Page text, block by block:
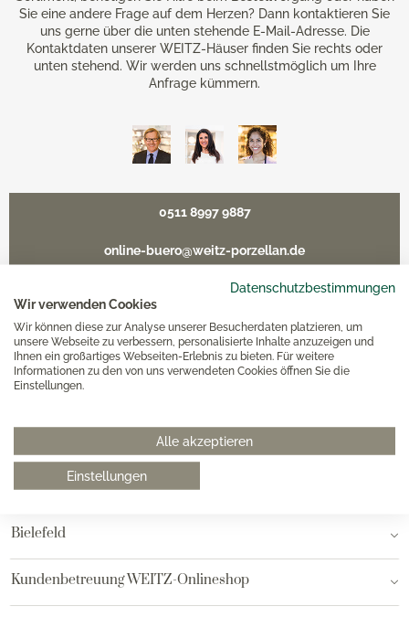
Datenschutzbestimmungen
Wir verwenden Cookies
Wir können diese zur Analyse unserer Besucherdaten platzieren, um
unsere Webseite zu verbessern, personalisierte Inhalte anzuzeigen und
Ihnen ein großartiges Webseiten-Erlebnis zu bieten. Für weitere
Informationen zu den von uns verwendeten Cookies öffnen Sie die
Einstellungen.
Alle akzeptieren
Einstellungen
Sie eine andere Frage auf dem Herzen? Dann kontaktieren Sie
uns gerne über die unten stehende E-Mail-Adresse. Die
Kontaktdaten unserer WEITZ-Häuser finden Sie rechts oder
unten stehend. Wir werden uns schnellstmöglich um Ihre
Anfrage kümmern.
0511 8997 9887
online-buero@weitz-porzellan.de
Unsere Häuser
Hannover
Hamburg am Neuen Wall
Hamburg AEZ
Bielefeld
Kundenbetreuung WEITZ-Onlineshop